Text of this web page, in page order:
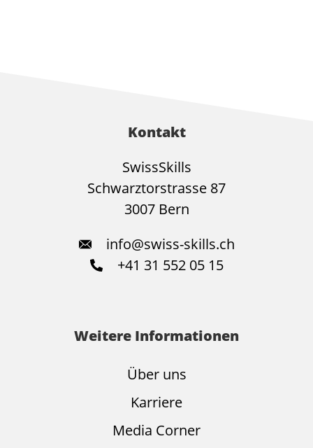
Kontakt
SwissSkills
Schwarztorstrasse 87
3007 Bern
info@swiss-skills.ch
+41 31 552 05 15
Weitere Informationen
Über uns
Karriere
Media Corner